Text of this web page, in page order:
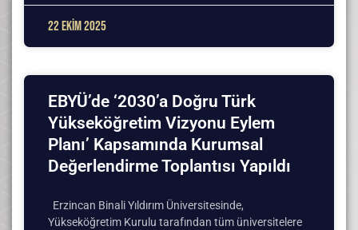
22 Ekim 2025
EBYÜ’de ‘2030’a Doğru Türk
Yükseköğretim Vizyonu Eylem
Planı’ Kapsamında Kurumsal
Değerlendirme Toplantısı Yapıldı
Erzincan Binali Yıldırım Üniversitesinde,
Yükseköğretim Kurulu tarafından tüm üniversitelere